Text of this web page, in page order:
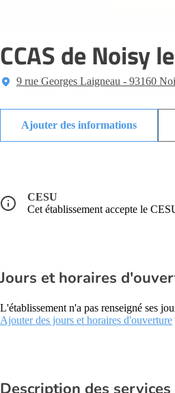
CCAS de Noisy
9 rue Georges Laigneau - 93160
Ajouter des informations
CESU
Cet établissement accepte le
Jours et horaires
L'établissement n'a pas renseigné ses
Ajouter des jours et horaires d'ouverture
Description des services